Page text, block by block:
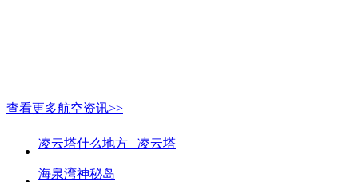
查看更多航空资讯>>
凌云塔什么地方_ 凌云塔
海泉湾神秘岛